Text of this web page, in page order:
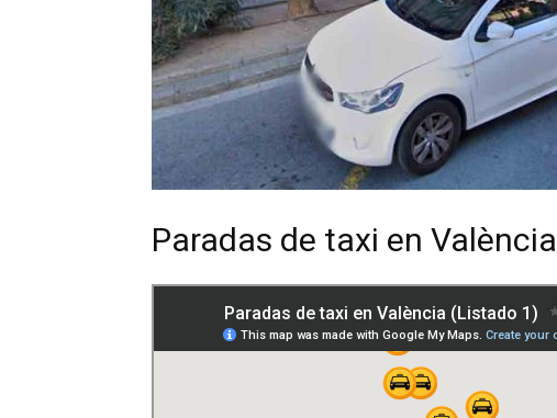
Paradas de taxi en València